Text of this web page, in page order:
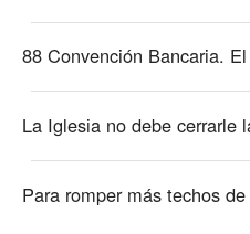
88 Convención Bancaria.
La Iglesia no debe cerrarle
Para romper más techos